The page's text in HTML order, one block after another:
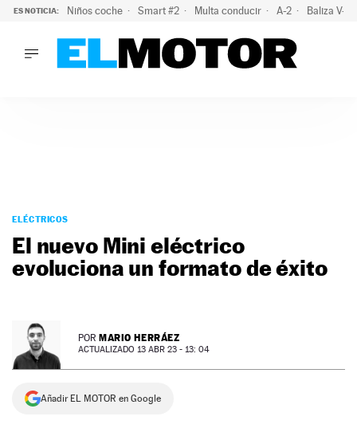
ES NOTICIA: Niños coche Smart #2 Multa conducir A-2 Baliza V-
PODCAST
MOTOS
TECNOLOGÍA
PREMIOS
SERVICIOS
ELÉCTRICOS
El nuevo Mini eléctrico
evoluciona un formato de éxito
POR MARIO HERRÁEZ
ACTUALIZADO 13 ABR 23 - 13: 04
Añadir EL MOTOR en Google